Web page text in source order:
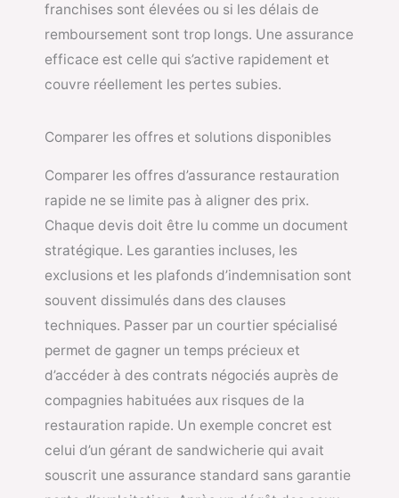
franchises sont élevées ou si les délais de
remboursement sont trop longs. Une assurance
efficace est celle qui s’active rapidement et
couvre réellement les pertes subies.
Comparer les offres et solutions disponibles
Comparer les offres d’assurance restauration
rapide ne se limite pas à aligner des prix.
Chaque devis doit être lu comme un document
stratégique. Les garanties incluses, les
exclusions et les plafonds d’indemnisation sont
souvent dissimulés dans des clauses
techniques. Passer par un courtier spécialisé
permet de gagner un temps précieux et
d’accéder à des contrats négociés auprès de
compagnies habituées aux risques de la
restauration rapide. Un exemple concret est
celui d’un gérant de sandwicherie qui avait
souscrit une assurance standard sans garantie